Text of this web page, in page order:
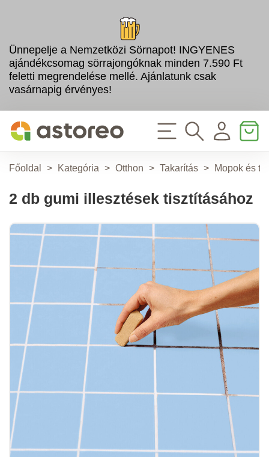
Ünnepelje a Nemzetközi Sörnapot! INGYENES
ajándékcsomag sörrajongóknak minden 7.590 Ft
feletti megrendelése mellé. Ajánlatunk csak
vasárnapig érvényes!
Főoldal > Kategória > Otthon > Takarítás > Mopok és
2 db gumi illesztések tisztításához